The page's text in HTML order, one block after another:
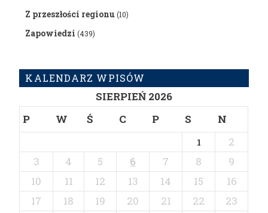
Z przeszłości regionu(10)
Zapowiedzi (439)
KALENDARZ WPISÓW
SIERPIEŃ 2026
P
W Ś C P S N
1
2
3
4 5 6 7 8
9
10
11 12 13 14 15
16
17
18 19 20 21 22
23